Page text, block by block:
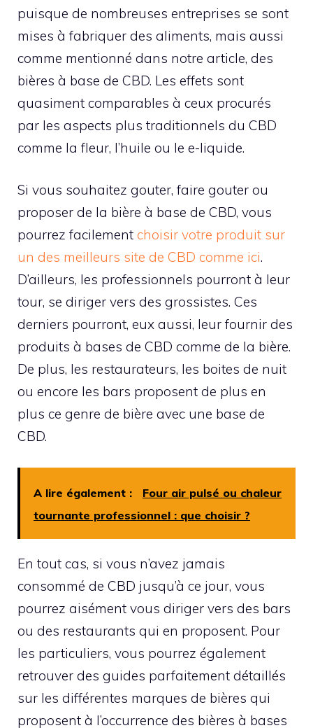
puisque de nombreuses entreprises se sont
mises à fabriquer des aliments, mais aussi
comme mentionné dans notre article, des
bières à base de CBD. Les effets sont
quasiment comparables à ceux procurés
par les aspects plus traditionnels du CBD
comme la fleur, l’huile ou le e-liquide.
Si vous souhaitez gouter, faire gouter ou
proposer de la bière à base de CBD, vous
pourrez facilement choisir votre produit sur
un des meilleurs site de CBD comme ici.
D’ailleurs, les professionnels pourront à leur
tour, se diriger vers des grossistes. Ces
derniers pourront, eux aussi, leur fournir des
produits à bases de CBD comme de la bière.
De plus, les restaurateurs, les boites de nuit
ou encore les bars proposent de plus en
plus ce genre de bière avec une base de
CBD.
A lire également :
Four air pulsé ou chaleur
tournante professionnel : que choisir ?
En tout cas, si vous n’avez jamais
consommé de CBD jusqu’à ce jour, vous
pourrez aisément vous diriger vers des bars
ou des restaurants qui en proposent. Pour
les particuliers, vous pourrez également
retrouver des guides parfaitement détaillés
sur les différentes marques de bières qui
proposent à l’occurrence des bières à bases